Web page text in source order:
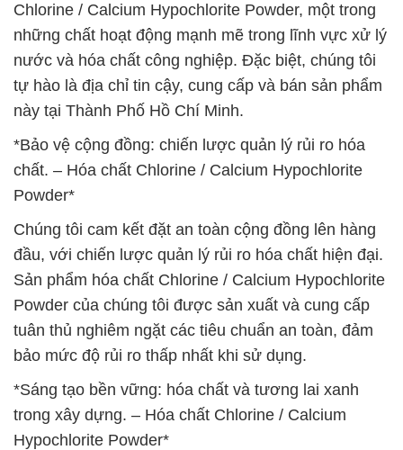
Chlorine / Calcium Hypochlorite Powder, một trong
những chất hoạt động mạnh mẽ trong lĩnh vực xử lý
nước và hóa chất công nghiệp. Đặc biệt, chúng tôi
tự hào là địa chỉ tin cậy, cung cấp và bán sản phẩm
này tại Thành Phố Hồ Chí Minh.
*Bảo vệ cộng đồng: chiến lược quản lý rủi ro hóa
chất. – Hóa chất Chlorine / Calcium Hypochlorite
Powder*
Chúng tôi cam kết đặt an toàn cộng đồng lên hàng
đầu, với chiến lược quản lý rủi ro hóa chất hiện đại.
Sản phẩm hóa chất Chlorine / Calcium Hypochlorite
Powder của chúng tôi được sản xuất và cung cấp
tuân thủ nghiêm ngặt các tiêu chuẩn an toàn, đảm
bảo mức độ rủi ro thấp nhất khi sử dụng.
*Sáng tạo bền vững: hóa chất và tương lai xanh
trong xây dựng. – Hóa chất Chlorine / Calcium
Hypochlorite Powder*